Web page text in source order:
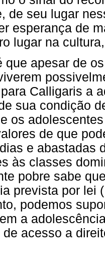
de seu lugar
esperança de
lugar na
que apesar de
Calligaris a
sua condição
os
de que
e abastadas
às classes
pobre sabe
prevista por lei
podemos
a
acesso a